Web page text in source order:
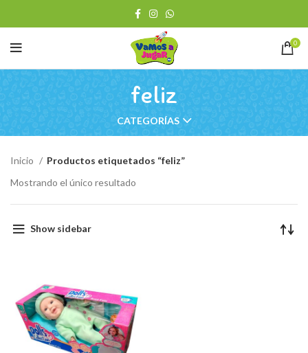
0
feliz
CATEGORÍAS
Inicio
Productos etiquetados “feliz”
Mostrando el único resultado
Show sidebar